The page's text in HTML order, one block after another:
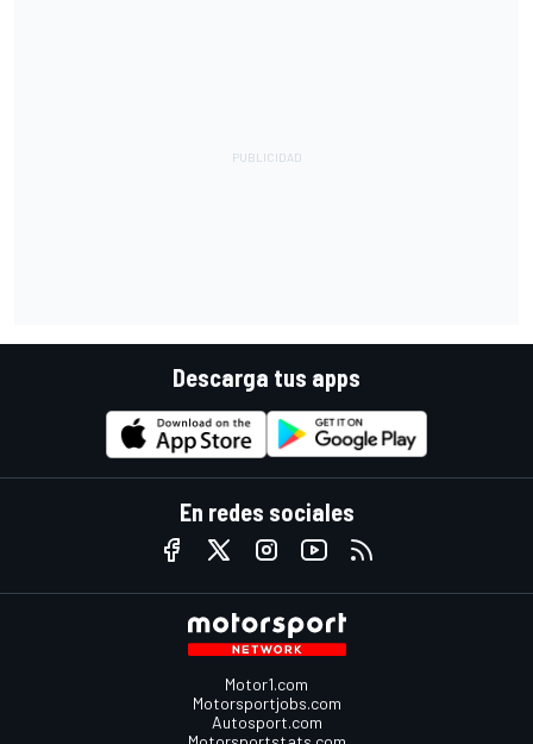
Descarga tus apps
En redes sociales
Motor1.com
Motorsportjobs.com
Autosport.com